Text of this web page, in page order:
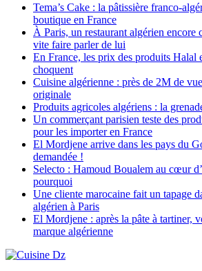
Tema’s Cake : la pâtissière franco-
boutique en France
À Paris, un restaurant algérien
vite faire parler de lui
En France, les prix des produits Halal
choquent
Cuisine algérienne : près de 2M de
originale
Produits agricoles algériens : la
Un commerçant parisien teste des
pour les importer en France
El Mordjene arrive dans les pays du
demandée !
Selecto : Hamoud Boualem au cœur
pourquoi
Une cliente marocaine fait un tapage
algérien à Paris
El Mordjene : après la pâte à tartiner,
marque algérienne